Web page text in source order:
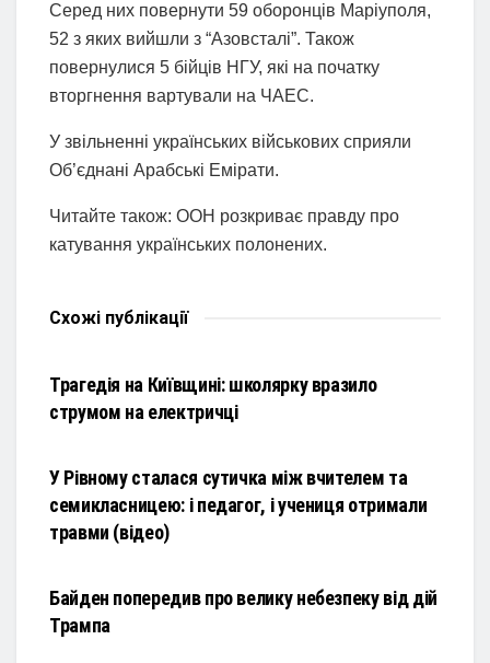
Серед них повернути 59 оборонців Маріуполя,
52 з яких вийшли з “Азовсталі”. Також
повернулися 5 бійців НГУ, які на початку
вторгнення вартували на ЧАЕС.
У звільненні українських військових сприяли
Об’єднані Арабські Емірати.
Читайте також: ООН розкриває правду про
катування українських полонених.
Схожі публікації
Трагедія на Київщині: школярку вразило
струмом на електричці
У Рівному сталася сутичка між вчителем та
семикласницею: і педагог, і учениця отримали
травми (відео)
Байден попередив про велику небезпеку від дій
Трампа